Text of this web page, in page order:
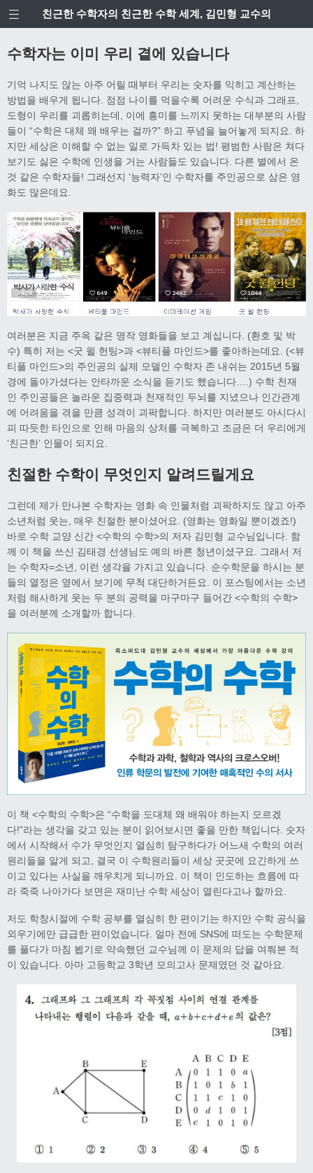
친근한 수학자의 친근한 수학 세계, 김민형 교수의
수학자는 이미 우리 곁에 있습니다
기억 나지도 않는 아주 어릴 때부터 우리는 숫자를 익히고 계산하는
방법을 배우게 됩니다. 점점 나이를 먹을수록 어려운 수식과 그래프,
도형이 우리를 괴롭히는데, 이에 흥미를 느끼지 못하는 대부분의 사람
들이 “수학은 대체 왜 배우는 걸까?” 하고 푸념을 늘어놓게 되지요. 하
지만 세상은 이해할 수 없는 일로 가득차 있는 법! 평범한 사람은 쳐다
보기도 싫은 수학에 인생을 거는 사람들도 있습니다. 다른 별에서 온
것 같은 수학자들! 그래선지 ‘능력자’인 수학자를 주인공으로 삼은 영
화도 많은데요.
여러분은 지금 주옥 같은 명작 영화들을 보고 계십니다. (환호 및 박
수) 특히 저는 <굿 윌 헌팅>과 <뷰티풀 마인드>를 좋아하는데요. (<뷰
티풀 마인드>의 주인공의 실제 모델인 수학자 존 내쉬는 2015년 5월
경에 돌아가셨다는 안타까운 소식을 듣기도 했습니다….) 수학 천재
인 주인공들은 놀라운 집중력과 천재적인 두뇌를 지녔으나 인간관계
에 어려움을 겪을 만큼 성격이 괴팍합니다. 하지만 여러분도 아시다시
피 따듯한 타인으로 인해 마음의 상처를 극복하고 조금은 더 우리에게
‘친근한’ 인물이 되지요.
친절한 수학이 무엇인지 알려드릴게요
그런데 제가 만나본 수학자는 영화 속 인물처럼 괴팍하지도 않고 아주
소년처럼 웃는, 매우 친절한 분이셨어요. (영화는 영화일 뿐이겠죠!)
바로 수학 교양 신간 <수학의 수학>의 저자 김민형 교수님입니다. 함
께 이 책을 쓰신 김태경 선생님도 예의 바른 청년이셨구요. 그래서 저
는 수학자=소년, 이런 생각을 가지고 있습니다. 순수학문을 하시는 분
들의 열정은 옆에서 보기에 무척 대단하거든요. 이 포스팅에서는 소년
처럼 해사하게 웃는 두 분의 공력을 마구마구 들어간 <수학의 수학>
을 여러분께 소개할까 합니다.
이 책 <수학의 수학>은 “수학을 도대체 왜 배워야 하는지 모르겠
다!”라는 생각을 갖고 있는 분이 읽어보시면 좋을 만한 책입니다. 숫자
에서 시작해서 수가 무엇인지 열심히 탐구하다가 어느새 수학의 여러
원리들을 알게 되고, 결국 이 수학원리들이 세상 곳곳에 요긴하게 쓰
이고 있다는 사실을 깨우치게 되니까요. 이 책이 인도하는 흐름에 따
라 죽죽 나아가다 보면은 재미난 수학 세상이 열린다고나 할까요.
저도 학창시절에 수학 공부를 열심히 한 편이기는 하지만 수학 공식을
외우기에만 급급한 편이었습니다. 얼마 전에 SNS에 떠도는 수학문제
를 풀다가 마침 뵙기로 약속했던 교수님께 이 문제의 답을 여쭤본 적
이 있습니다. 아마 고등학교 3학년 모의고사 문제였던 것 같아요.